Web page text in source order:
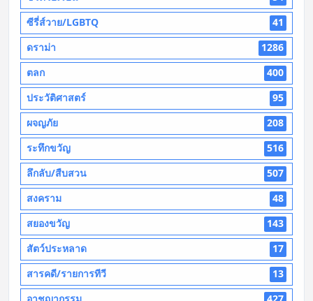
ซีรี่ส์วาย/LGBTQ
41
ดราม่า
1286
ตลก
400
ประวัติศาสตร์
95
ผจญภัย
208
ระทึกขวัญ
516
ลึกลับ/สืบสวน
507
สงคราม
48
สยองขวัญ
143
สัตว์ประหลาด
17
สารคดี/รายการทีวี
13